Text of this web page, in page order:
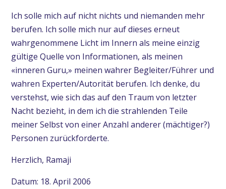
Ich solle mich auf nicht nichts und niemanden mehr
berufen. Ich solle mich nur auf dieses erneut
wahrgenommene Licht im Innern als meine einzig
gültige Quelle von Informationen, als meinen
«inneren Guru,» meinen wahrer Begleiter/Führer und
wahren Experten/Autorität berufen. Ich denke, du
verstehst, wie sich das auf den Traum von letzter
Nacht bezieht, in dem ich die strahlenden Teile
meiner Selbst von einer Anzahl anderer (mächtiger?)
Personen zurückforderte.
Herzlich, Ramaji
Datum: 18. April 2006